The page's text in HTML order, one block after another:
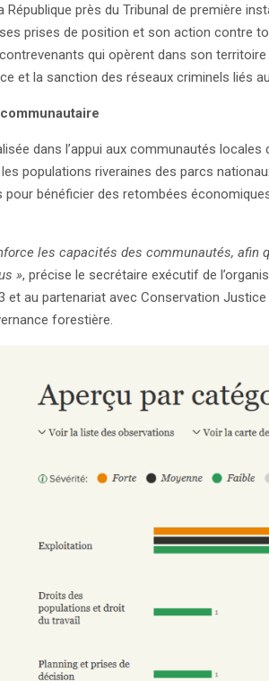
près du Tribunal de première
prises de position et son action contre
qui opèrent dans son
et la sanction des réseaux criminels liés
dans l’appui aux communautés
populations riveraines des parcs
bénéficier des retombées
les capacités des communautés, afin
», précise le secrétaire exécutif de
au partenariat avec Conservation Justice
forestière.